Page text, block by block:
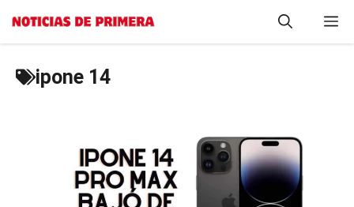
Saltar
ipone 14